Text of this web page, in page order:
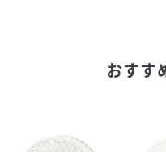
ださい。必ず電源をOFF
■クリップを無理な力で
おすす